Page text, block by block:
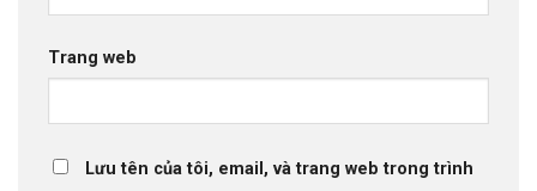
Trang web
Lưu tên của tôi, email, và trang web trong trình